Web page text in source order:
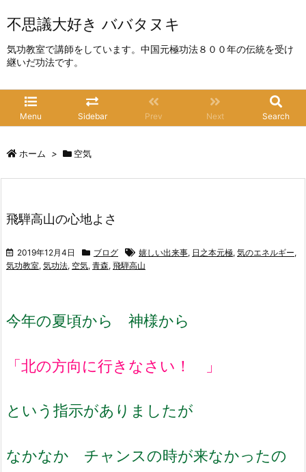
不思議大好き ババタヌキ
気功教室で講師をしています。中国元極功法８００年の伝統を受け
継いだ功法です。
Menu Sidebar Prev Next Search
ホーム > 空気
飛騨高山の心地よさ
2019年12月4日 ブログ 嬉しい出来事, 日之本元極, 気のエネルギー,
気功教室, 気功法, 空気, 青森, 飛騨高山
今年の夏頃から 神様から
「北の方向に行きなさい！ 」
という指示がありましたが
なかなか チャンスの時が来なかったの